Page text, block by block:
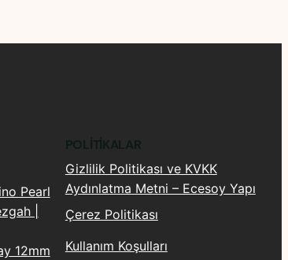
Pearl
|
12mm
POLITIKALAR
Gizlilik Politikası ve KVKK
Aydınlatma Metni – Ecesoy Yapı
Çerez Politikası
Kullanım Koşulları